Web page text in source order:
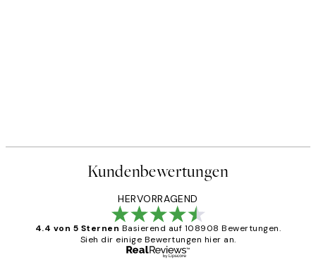
Kundenbewertungen
HERVORRAGEND
4.4 von 5 Sternen Basierend auf 108908 Bewertungen.
Sieh dir einige Bewertungen hier an.